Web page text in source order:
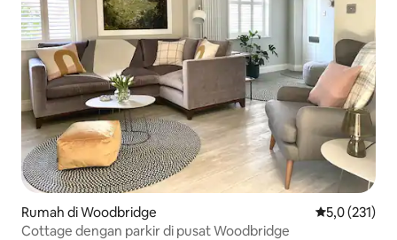
Rumah di Woodbridge Nilai rata-
5,0 (231)
Cottage dengan parkir di pusat Woodbridge